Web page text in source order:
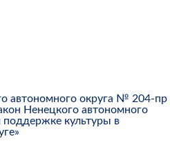
автономного округа № 204-пр
Ненецкого автономного
поддержке культуры в